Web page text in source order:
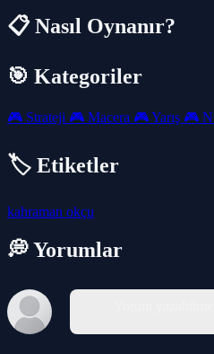
📋 Nasıl Oynanır?
🎯 Kategoriler
🎮 Strateji 🎮 Macera 🎮Yarış 🎮
🏷️ Etiketler
kahraman okçu
💭 Yorumlar